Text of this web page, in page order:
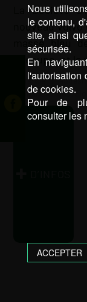
La Société
nouveau
masse bleu
découpe, et
Mots-clé :
véhicule landes|
Nous
le contenu,
site, ainsi
sécurisée.
En
l'autorisation
de cookies.
Pour de
consulter les
ACCEPTER